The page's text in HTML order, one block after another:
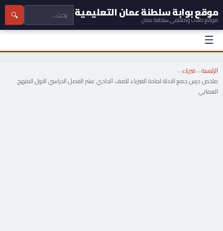
موقع بوابة سلطنة عمان التعليمية
موقع طلاب ومعلمي سلطنة عمان 🔍
☰
الرئيسية←فيزياء←
ملخص درس جمع الادلة لمادة الفيزياء للصف الحادي عشر الفصل الدراسي الاول المنهج
العماني